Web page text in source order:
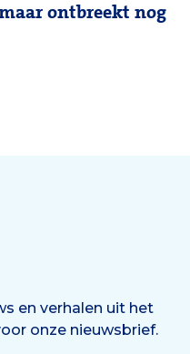
ontbreekt nog
en verhalen uit het
onze nieuwsbrief.